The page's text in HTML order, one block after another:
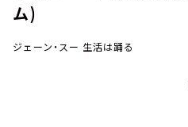
今日の番組表
ム)
ジェーン・スー 生活は踊る